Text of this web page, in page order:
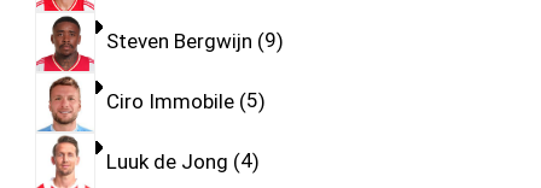
Steven Bergwijn 9
Ciro Immobile 5
Luuk de Jong 4